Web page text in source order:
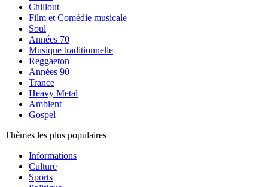
Chillout
Film et Comédie musicale
Soul
Années 70
Musique traditionnelle
Reggaeton
Années 90
Trance
Heavy Metal
Ambient
Gospel
Thèmes les plus populaires
Informations
Culture
Sports